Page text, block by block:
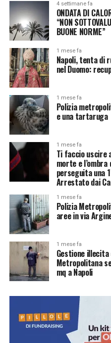
4 settimane fa
ONDATA DI
“NON
BUONE NORME”
1 mese fa
Napoli, tenta di
nel Duomo:
1 mese fa
Polizia
e una tartaruga
1 mese fa
Ti faccio uscire
morte e
perseguita una
Arrestato dai
1 mese fa
Polizia
aree in via
1 mese fa
Gestione
Metropolitana
mq a Napoli